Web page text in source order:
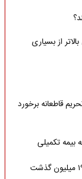
بالاتر از بسیاری
قاطعانه برخورد
تکمیلی